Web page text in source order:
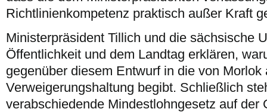
Richtlinienkompetenz praktisch außer Kraft
Ministerpräsident Tillich und die sächsische
Öffentlichkeit und dem Landtag erklären,
gegenüber diesem Entwurf in die von Morlok
Verweigerungshaltung begibt. Schließlich
verabschiedende Mindestlohngesetz auf der